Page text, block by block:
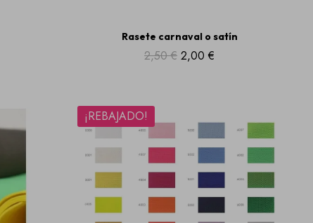
Rasete carnaval o satín
2,50 € 2,00 €
¡REBAJADO!